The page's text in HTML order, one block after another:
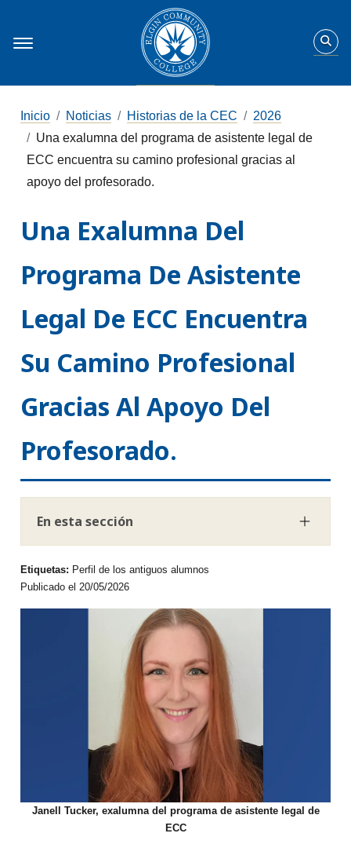
Inicio Noticias Historias de la CEC
2026
Una exalumna del programa de asistente legal de
ECC encuentra su camino profesional gracias al
apoyo del profesorado.
Una Exalumna Del
Programa De Asistente
Legal De ECC Encuentra
Su Camino Profesional
Gracias Al Apoyo Del
Profesorado.
En esta sección
Etiquetas: Perfil de los antiguos alumnos
Publicado el 20/05/2026
Janell Tucker, exalumna del programa de asistente legal de
ECC